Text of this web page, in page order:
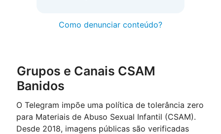
Como denunciar conteúdo?
Grupos e Canais CSAM
Banidos
O Telegram impõe uma política de tolerância zero
para Materiais de Abuso Sexual Infantil (CSAM).
Desde 2018, imagens públicas são verificadas